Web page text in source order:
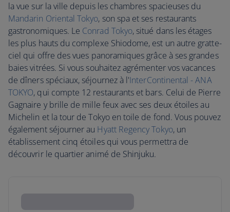
la vue sur la ville depuis les chambres spacieuses du
Mandarin Oriental Tokyo, son spa et ses restaurants
gastronomiques. Le Conrad Tokyo, situé dans les étages
les plus hauts du complexe Shiodome, est un autre gratte-
ciel qui offre des vues panoramiques grâce à ses grandes
baies vitrées. Si vous souhaitez agrémenter vos vacances
de dîners spéciaux, séjournez à l'InterContinental - ANA
TOKYO, qui compte 12 restaurants et bars. Celui de Pierre
Gagnaire y brille de mille feux avec ses deux étoiles au
Michelin et la tour de Tokyo en toile de fond. Vous pouvez
également séjourner au Hyatt Regency Tokyo, un
établissement cinq étoiles qui vous permettra de
découvrir le quartier animé de Shinjuku.